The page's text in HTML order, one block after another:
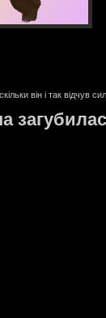
він і так відчув